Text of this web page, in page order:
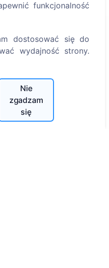
funkcjonalność
dostosować się do
wydajność strony.
Nie
zgadzam
się